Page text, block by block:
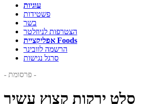
עוגיות
פשטידות
בשר
הצטרפות לניוזלטר
אפליקציית Foods
הרשמה לוובינר
סרגל נגישות
- פרסומת -
סלט ירקות קצוץ עשיר